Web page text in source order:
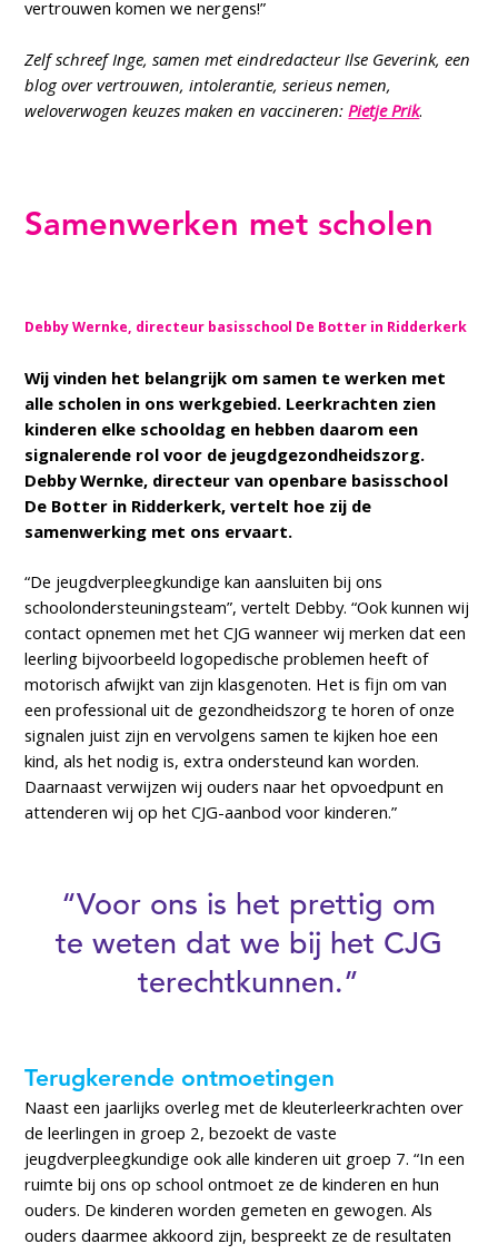
vertrouwen komen we nergens!”
Zelf schreef Inge, samen met eindredacteur Ilse Geverink, een
blog over vertrouwen, intolerantie, serieus nemen,
weloverwogen keuzes maken en vaccineren:Pietje Prik.
Samenwerken met scholen
Debby Wernke, directeur basisschool De Botter in Ridderkerk
Wij vinden het belangrijk om samen te werken met
alle scholen in ons werkgebied. Leerkrachten zien
kinderen elke schooldag en hebben daarom een
signalerende rol voor de jeugdgezondheidszorg.
Debby Wernke, directeur van openbare basisschool
De Botter in Ridderkerk, vertelt hoe zij de
samenwerking met ons ervaart.
“De jeugdverpleegkundige kan aansluiten bij ons
schoolondersteuningsteam”, vertelt Debby. “Ook kunnen wij
contact opnemen met het CJG wanneer wij merken dat een
leerling bijvoorbeeld logopedische problemen heeft of
motorisch afwijkt van zijn klasgenoten. Het is fijn om van
een professional uit de gezondheidszorg te horen of onze
signalen juist zijn en vervolgens samen te kijken hoe een
kind, als het nodig is, extra ondersteund kan worden.
Daarnaast verwijzen wij ouders naar het opvoedpunt en
attenderen wij op het CJG-aanbod voor kinderen.”
“Voor ons is het prettig om
te weten dat we bij het CJG
terechtkunnen.”
Terugkerende ontmoetingen
Naast een jaarlijks overleg met de kleuterleerkrachten over
de leerlingen in groep 2, bezoekt de vaste
jeugdverpleegkundige ook alle kinderen uit groep 7. “In een
ruimte bij ons op school ontmoet ze de kinderen en hun
ouders. De kinderen worden gemeten en gewogen. Als
ouders daarmee akkoord zijn, bespreekt ze de resultaten